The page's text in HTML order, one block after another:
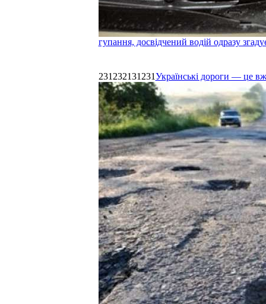
гупання, досвідчений водій одразу
231232131231Українські дороги — це